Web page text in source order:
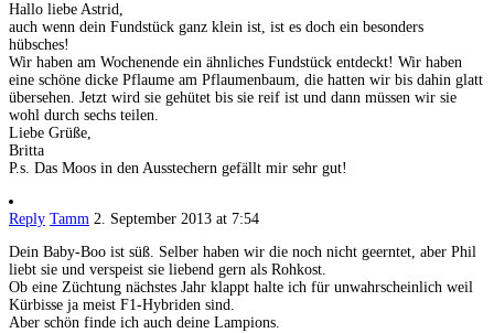
Hallo liebe Astrid,
auch wenn dein Fundstück ganz klein ist, ist es doch ein besonders
hübsches!
Wir haben am Wochenende ein ähnliches Fundstück entdeckt! Wir haben
eine schöne dicke Pflaume am Pflaumenbaum, die hatten wir bis dahin glatt
übersehen. Jetzt wird sie gehütet bis sie reif ist und dann müssen wir sie
wohl durch sechs teilen.
Liebe Grüße,
Britta
P.s. Das Moos in den Ausstechern gefällt mir sehr gut!
Reply Tamm 2. September 2013 at 7:54
Dein Baby-Boo ist süß. Selber haben wir die noch nicht geerntet, aber Phil
liebt sie und verspeist sie liebend gern als Rohkost.
Ob eine Züchtung nächstes Jahr klappt halte ich für unwahrscheinlich weil
Kürbisse ja meist F1-Hybriden sind.
Aber schön finde ich auch deine Lampions.